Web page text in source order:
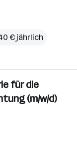
€ jährlich
für die
(m/w/d)